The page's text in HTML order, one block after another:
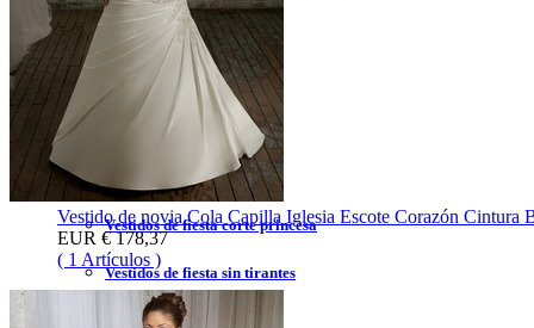
Vestidos de fiesta 2023
Vestidos de fiesta sexy
Vestidos de fiesta largo
Vestidos de fiesta corto
Vestidos de fiesta corte princesa
Vestidos de fiesta sin tirantes
Vestidos de fiesta negro
Vestido de novia Cola Capilla Iglesia Escote Corazón Cintura
EUR € 178,37
( 1 Artículos )